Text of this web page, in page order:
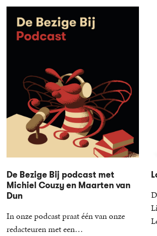
De Bezige Bij podcast met
Michiel Couzy en Maarten van
Dun
In onze podcast praat één van onze
redacteuren met een…